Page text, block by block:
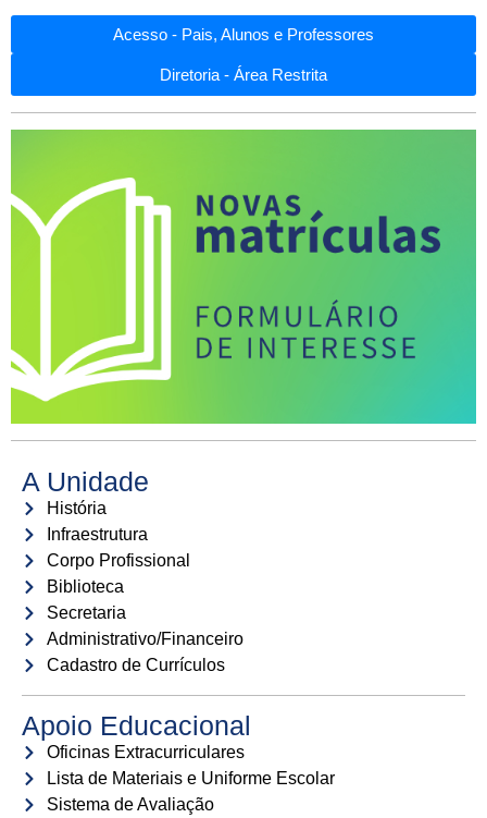
Acesso - Pais, Alunos e Professores
Diretoria - Área Restrita
A Unidade
História
Infraestrutura
Corpo Profissional
Biblioteca
Secretaria
Administrativo/Financeiro
Cadastro de Currículos
Apoio Educacional
Oficinas Extracurriculares
Lista de Materiais e Uniforme Escolar
Sistema de Avaliação